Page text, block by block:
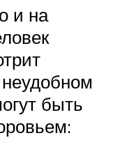
и на
быть